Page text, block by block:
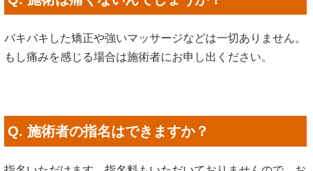
バキバキした矯正や強いマッサージなどは一切ありません。
もし痛みを感じる場合は施術者にお申し出ください。
Q. 施術者の指名はできますか？